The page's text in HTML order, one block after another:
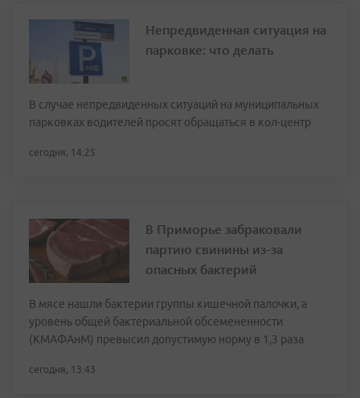
Непредвиденная ситуация на
парковке: что делать
В случае непредвиденных ситуаций на муниципальных
парковках водителей просят обращаться в кол-центр
сегодня, 14:25
В Приморье забраковали
партию свинины из-за
опасных бактерий
В мясе нашли бактерии группы кишечной палочки, а
уровень общей бактериальной обсемененности
(КМАФАнМ) превысил допустимую норму в 1,3 раза
сегодня, 13:43